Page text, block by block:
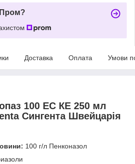
Пром?
Доставка Оплата Умови
100 ЕС КЕ 250 мл
Сингента Швейцарія
100 г/л Пенконазол